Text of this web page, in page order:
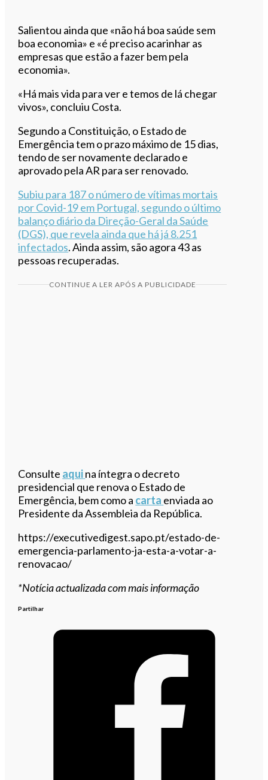
Salientou ainda que «não há boa saúde sem
boa economia» e «é preciso acarinhar as
empresas que estão a fazer bem pela
economia».
«Há mais vida para ver e temos de lá chegar
vivos», concluiu Costa.
Segundo a Constituição, o Estado de
Emergência tem o prazo máximo de 15 dias,
tendo de ser novamente declarado e
aprovado pela AR para ser renovado.
Subiu para 187 o número de vítimas mortais
por Covid-19 em Portugal, segundo o último
balanço diário da Direção-Geral da Saúde
(DGS), que revela ainda que há já 8.251
infectados. Ainda assim, são agora 43 as
pessoas recuperadas.
CONTINUE A LER APÓS A PUBLICIDADE
Consulte aquina íntegra o decreto
presidencial que renova o Estado de
Emergência, bem como a carta enviada ao
Presidente da Assembleia da República.
https://executivedigest.sapo.pt/estado-de-
emergencia-parlamento-ja-esta-a-votar-a-
renovacao/
*Notícia actualizada com mais informação
Partilhar